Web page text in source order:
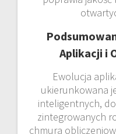
Aplikacji i
Ewolucja
ukierunkowana
inteligentnych,
zintegrowanych
chmura